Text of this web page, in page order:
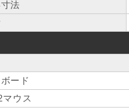
法
ード
マウス